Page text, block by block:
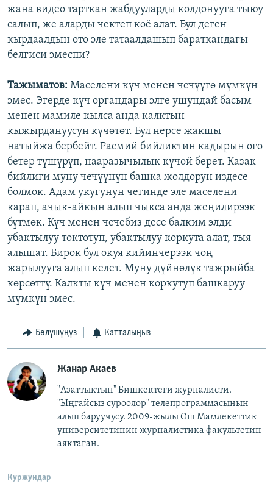
жана видео тарткан жабдууларды колдонууга тыюу
салып, же аларды чектеп коё алат. Бул деген
кырдаалдын өтө эле татаалдашып бараткандагы
белгиси эмеспи?
Тажыматов: Маселени күч менен чечүүгө мүмкүн
эмес. Эгерде күч органдары элге ушундай басым
менен мамиле кылса анда калктын
кыжырдануусун күчөтөт. Бул нерсе жакшы
натыйжа бербейт. Расмий бийликтин кадырын ого
бетер түшүрүп, нааразычылык күчөй берет. Казак
бийлиги муну чечүүнүн башка жолдорун издесе
болмок. Адам укугунун чегинде эле маселени
карап, ачык-айкын алып чыкса анда жеңилирээк
бүтмөк. Күч менен чечебиз десе балким элди
убактылуу токтотуп, убактылуу коркута алат, тыя
алышат. Бирок бул окуя кийинчерээк чоң
жарылууга алып келет. Муну дүйнөлүк тажрыйба
көрсөттү. Калкты күч менен коркутуп башкаруу
мүмкүн эмес.
Бөлүшүңүз Катталыңыз
Жанар Акаев
"Азаттыктын" Бишкектеги журналисти.
"Ыңгайсыз суроолор" телепрограммасынын
алып баруучусу. 2009-жылы Ош Мамлекеттик
университетинин журналистика факультетин
аяктаган.
Куржундар